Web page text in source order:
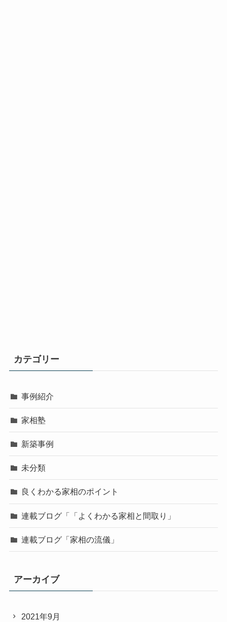
カテゴリー
事例紹介
家相塾
新築事例
未分類
良くわかる家相のポイント
連載ブログ「「よくわかる家相と間取り」
連載ブログ「家相の流儀」
アーカイブ
2021年9月